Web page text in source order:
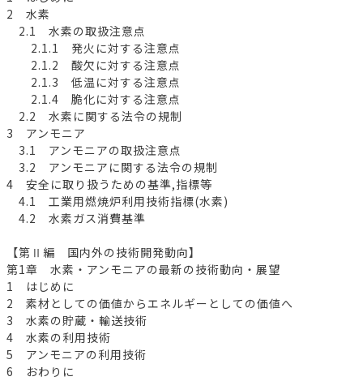
2 水素
2.1 水素の取扱注意点
2.1.1 発火に対する注意点
2.1.2 酸欠に対する注意点
2.1.3 低温に対する注意点
2.1.4 脆化に対する注意点
2.2 水素に関する法令の規制
3 アンモニア
3.1 アンモニアの取扱注意点
3.2 アンモニアに関する法令の規制
4 安全に取り扱うための基準,指標等
4.1 工業用燃焼炉利用技術指標(水素)
4.2 水素ガス消費基準
【第Ⅱ編 国内外の技術開発動向】
第1章 水素・アンモニアの最新の技術動向・展望
1 はじめに
2 素材としての価値からエネルギーとしての価値へ
3 水素の貯蔵・輸送技術
4 水素の利用技術
5 アンモニアの利用技術
6 おわりに